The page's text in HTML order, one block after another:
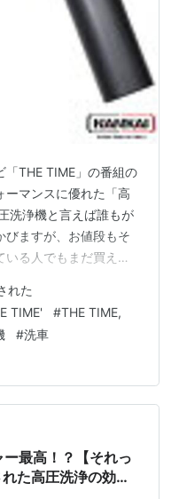
THE TIME」の番組の
ーマンスに優れた「高
洗浄機と言えば誰もが
びますが、お値段もそ
る人でもまだ買えて
フォーマンスにもコ
HOUSE(サイン
機 SWU-1」です。 ペ
きるので水栓が不
ャーに、お墓参りのと
れた
TIME' #THE TIME,
#洗車
最高！？【それっ
た高圧洗浄の効